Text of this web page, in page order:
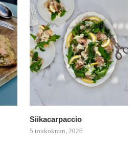
Siikacarpaccio
5 toukokuun, 2026